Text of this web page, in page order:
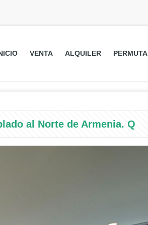
VENTA ALQUILER PERMUTA
al Norte de Armenia. Q